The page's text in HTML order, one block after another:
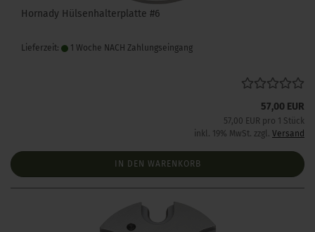
Hornady Hülsenhalterplatte #6
Lieferzeit: 1 Woche NACH Zahlungseingang
57,00 EUR
57,00 EUR pro 1 Stück
inkl. 19% MwSt. zzgl. Versand
IN DEN WARENKORB